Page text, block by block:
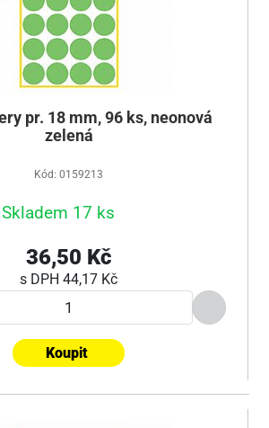
pr. 18 mm, 96 ks, neonová
zelená
Kód: 0159213
Skladem 17 ks
36,50 Kč
s DPH 44,17 Kč
Koupit